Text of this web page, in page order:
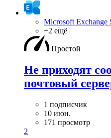
Microsoft Exchange
+2 ещё
Простой
Не приходят
почтовый
1 подписчик
10 июн.
171 просмотр
2